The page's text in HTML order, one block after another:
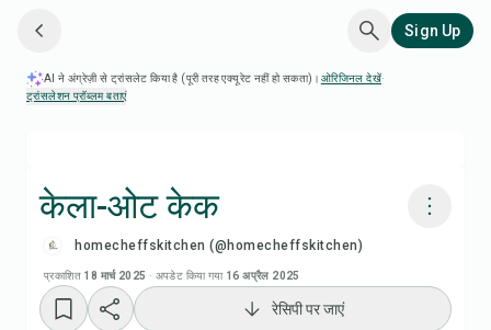
Sign Up
AI ने अंग्रेज़ी से ट्रांसलेट किया है (पूरी तरह एक्यूरेट नहीं हो सकता)। ओरिजिनल देखें·
ट्रांसलेशन प्रॉब्लम बताएं
केला-ओट केक
homecheffskitchen (@homecheffskitchen)
प्रकाशित 18 मार्च 2025 · अपडेट किया गया 16 अप्रैल 2025
रेसिपी वीडियो देखें
रेसिपी पर जाएं